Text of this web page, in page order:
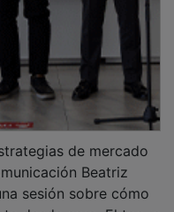
Beatriz
sesión sobre cómo
desde cero. El toque